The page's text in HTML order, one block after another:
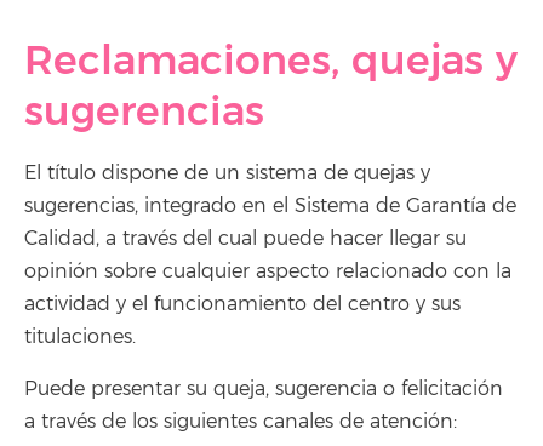
Reclamaciones, quejas y
sugerencias
El título dispone de un sistema de quejas y
sugerencias, integrado en el Sistema de Garantía de
Calidad, a través del cual puede hacer llegar su
opinión sobre cualquier aspecto relacionado con la
actividad y el funcionamiento del centro y sus
titulaciones.
Puede presentar su queja, sugerencia o felicitación
a través de los siguientes canales de atención: